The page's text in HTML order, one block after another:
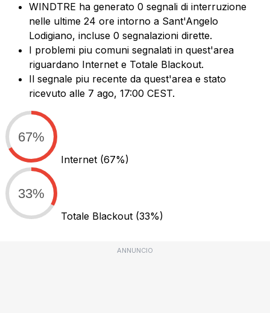
WINDTRE ha generato 0 segnali di interruzione
nelle ultime 24 ore intorno a Sant'Angelo
Lodigiano, incluse 0 segnalazioni dirette.
I problemi piu comuni segnalati in quest'area
riguardano Internet e Totale Blackout.
Il segnale piu recente da quest'area e stato
ricevuto alle 7 ago, 17:00 CEST.
67%
Internet (67%)
33%
Totale Blackout (33%)
ANNUNCIO